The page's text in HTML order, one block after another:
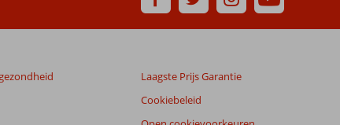
Laagste Prijs Garantie
Cookiebeleid